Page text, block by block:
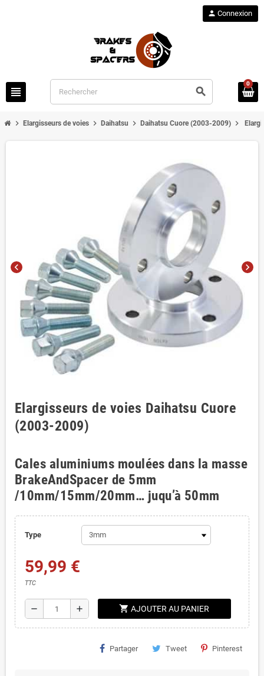
view_headline search
person Connexion
0
chevron_right Elargisseurs de voies chevron_right Daihatsu chevron_right Daihatsu Cuore (2003-2009) chevron_right
chevron_left chevron_right
Elargisseurs de voies Daihatsu Cuore
(2003-2009)
Cales aluminiums moulées dans la masse
BrakeAndSpacer de 5mm
/10mm/15mm/20mm… juqu’à 50mm
Type
59,99 €
TTC
remove add shopping_cart AJOUTER AU PANIER
Partager Tweet Pinterest